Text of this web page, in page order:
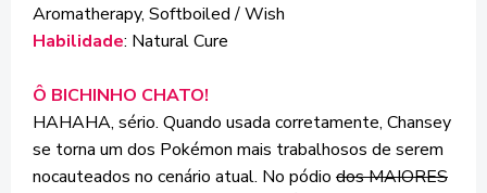
Aromatherapy, Softboiled / Wish
Habilidade: Natural Cure
Ô BICHINHO CHATO!
HAHAHA, sério. Quando usada corretamente, Chansey
se torna um dos Pokémon mais trabalhosos de serem
nocauteados no cenário atual. No pódio dos MAIORES